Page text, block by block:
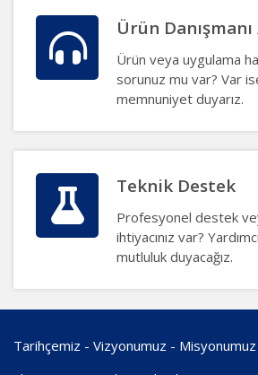
Ürün Danışmanı
Ürün veya uygulama
sorunuz mu var? Var
memnuniyet duyarız.
Teknik Destek
Profesyonel destek
ihtiyacınız var?
mutluluk duyacağız.
Tarihçemiz - Vizyonumuz - Misyonumuz